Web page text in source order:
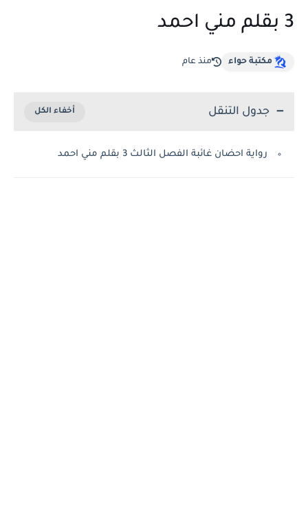
3 بقلم مني احمد
مكتبة حواء منذ عام
جدول التنقل
رواية احضان غائبة الفصل الثالث 3 بقلم مني احمد